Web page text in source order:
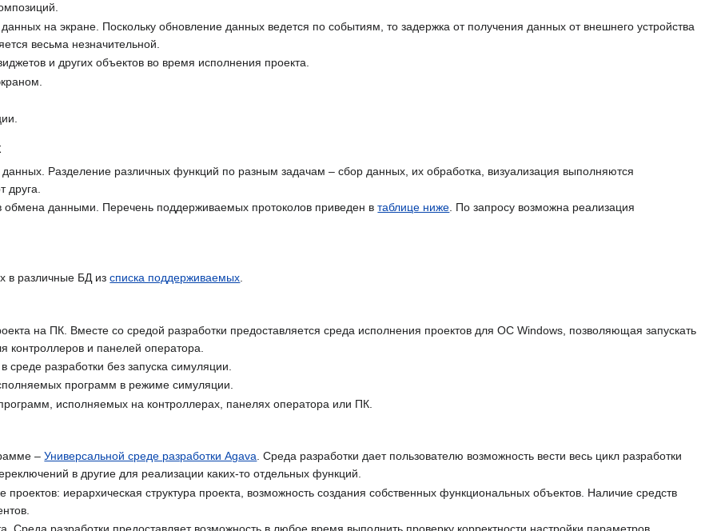
на экране. Поскольку обновление данных ведется по событиям, то задержка от получения данных от внешнего устройства
весьма незначительной.
и других объектов во время исполнения проекта.
Разделение различных функций по разным задачам – сбор данных, их обработка, визуализация выполняются
друга.
обмена данными. Перечень поддерживаемых протоколов приведен втаблице ниже. По запросу возможна реализация
в различные БД изсписка поддерживаемых
на ПК. Вместе со средой разработки предоставляется среда исполнения проектов для ОС Windows, позволяющая запускать
контроллеров и панелей оператора.
среде разработки без запуска симуляции.
программ в режиме симуляции.
исполняемых на контроллерах, панелях оператора или ПК.
–Универсальной среде разработки Agava. Среда разработки дает пользователю возможность вести весь цикл разработки
в другие для реализации каких-то отдельных функций.
иерархическая структура проекта, возможность создания собственных функциональных объектов. Наличие средств